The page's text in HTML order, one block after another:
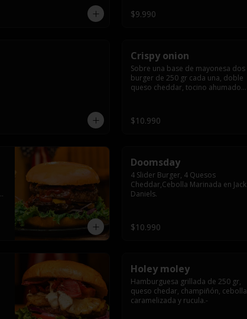
preparado lentamente en el grill,
para finalizar todo con una
$9.990
Crispy onion
Sobre una base de mayonesa dos
burger de 250 gr cada una, doble
queso cheddar, tocino ahumado y
$10.990
Doomsday
4 Slider Burger, 4 Quesos
Cheddar,Cebolla Marinada en Jack
Daniels.
$10.990
Holey moley
Hamburguesa grillada de 250 gr,
queso chedar, champiñón, cebolla
caramelizada y rucula.-